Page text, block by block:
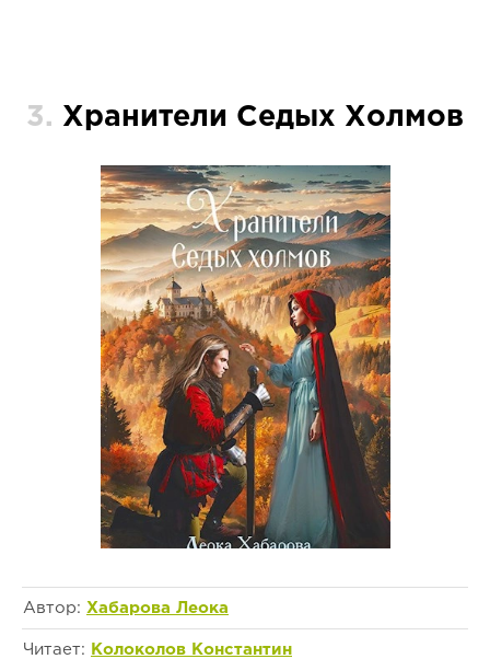
3. Хранители Седых Холмов
Автор: Хабарова Леока
Читает: Колоколов Константин